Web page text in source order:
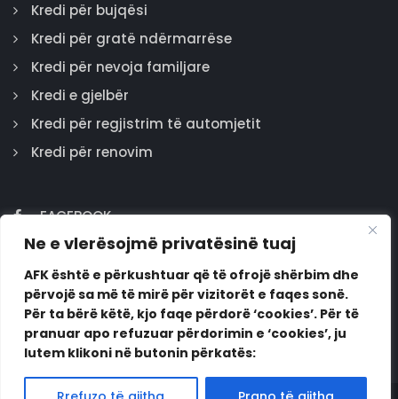
Ne e vlerësojmë privatësinë tuaj
AFK është e përkushtuar që të ofrojë shërbim dhe
përvojë sa më të mirë për vizitorët e faqes sonë.
Për ta bërë këtë, kjo faqe përdorë ‘cookies’. Për të
pranuar apo refuzuar përdorimin e ‘cookies’, ju
lutem klikoni në butonin përkatës:
Kredi për bujqësi
Kredi për gratë ndërmarrëse
Kredi për nevoja familjare
Kredi e gjelbër
Kredi për regjistrim të automjetit
Kredi për renovim
FACEBOOK
GOOGLE
INSTAGRAM
LINKEDIN